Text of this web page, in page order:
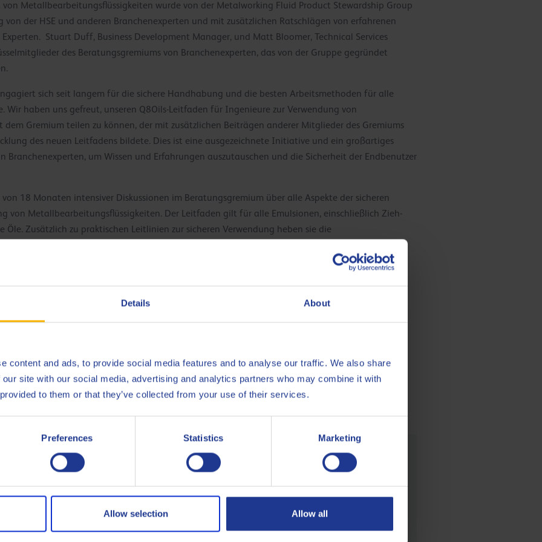
Details About
content and ads, to provide social media features and to analyse our traffic. We also share
site with our social media, advertising and analytics partners who may combine it with
to them or that they’ve collected from your use of their services.
Preferences Statistics Marketing
Allow selection Allow all
Metallbearbeitungsflüssigkeiten wurde von der Metalworking Fluid Product Stewardship Group
der HSE und anderen Branchenexperten und mit zusätzlichen Ratschlägen von erfahrenen
Stuart Duff, Business Development Manager, und Matt Bloomer, Technical Services
des Beratungsgremiums von Branchenexperten, das von der Gruppe gegründet
sich seit langem für die sichere Handhabung und die besten Arbeitsmethoden für alle
haben uns gefreut, unseren Q8Oils-Leitfaden für Ingenieure zur Verwendung von
Gremium teilen zu können, der mit zusätzlichen Beiträgen anderer Mitglieder des Gremiums
des neuen Leitfadens bildete. Dies ist eine ausgezeichnete Initiative und ein großartiges
Branchenexperten, um Wissen und Erfahrungen auszutauschen und die Sicherheit der Endbenutzer
18 Monaten intensiver Diskussionen im Beratungsgremium über alle Aspekte der sicheren
von Metallbearbeitungsflüssigkeiten. Der Leitfaden gilt für alle Emulsionen, einschließlich Zieh-
Öle. Zusätzlich zu praktischen Leitlinien zur sicheren Verwendung heben sie die
einschließlich der Verpflichtung, Einzelheiten aller Flüssigkeitskontrollen für 5 Jahre und die
Metallbearbeitungsflüssigkeiten wird offiziell auf der MACH 2018 (9.–13. April, NEC
von Q8Oils am UKLA-Stand H19-339 anwesend sein werden.
Experten Stuart Duff
seit 1985 bei Q8Oils und hat sich auf das komplette Metallbearbeitungssegment